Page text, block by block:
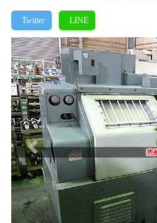
売
Previous